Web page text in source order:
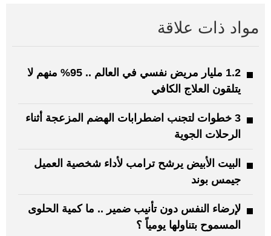
مواد ذات علاقة
1.2 مليار مريض نفسي في العالم .. 95% منهم لا
يتلقون العلاج الكافي
3 خطوات لتجنب اضطرابات الهضم المزعجة أثناء
الرحلات الجوية
البيت الأبيض يرشح ترامب لأداء شخصية العميل
جيمس بوند
لإرضاء النفس دون تأنيب ضمير .. ما كمية الحلوى
المسموح بتناولها يومياً ؟